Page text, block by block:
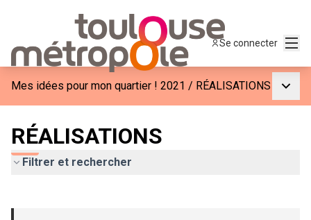
Se connecter
Mes idées pour mon quartier ! 2021 / RÉALISATIONS
RÉALISATIONS
Filtrer et rechercher